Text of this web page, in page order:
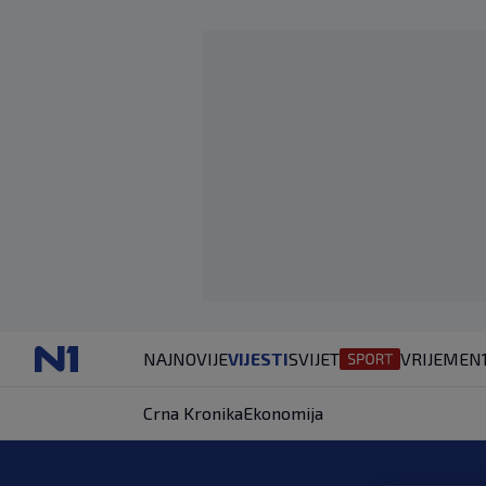
NAJNOVIJEVIJESTISVIJET VRIJEME
Crna KronikaEkonomija